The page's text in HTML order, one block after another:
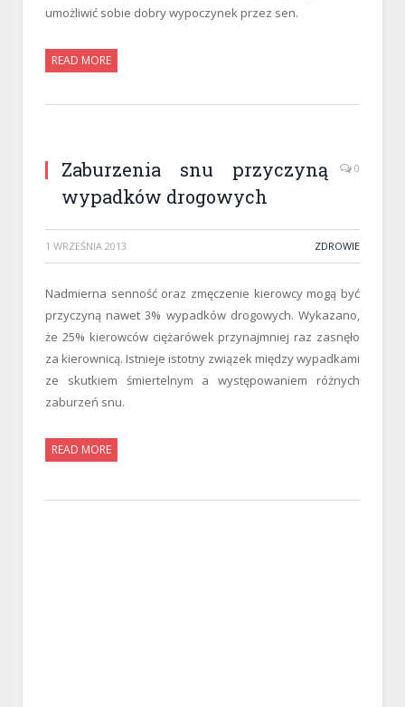
umożliwić sobie dobry wypoczynek przez sen.
READ MORE
Zaburzenia snu przyczyną
wypadków drogowych
0
1 WRZEŚNIA 2013 ZDROWIE
Nadmierna senność oraz zmęczenie kierowcy mogą być
przyczyną nawet 3% wypadków drogowych. Wykazano,
że 25% kierowców ciężarówek przynajmniej raz zasnęło
za kierownicą. Istnieje istotny związek między wypadkami
ze skutkiem śmiertelnym a występowaniem różnych
zaburzeń snu.
READ MORE